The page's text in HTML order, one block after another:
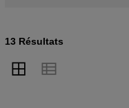
13 Résultats